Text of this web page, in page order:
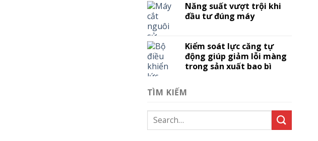
Năng suất vượt trội khi
đầu tư đúng máy
Kiểm soát lực căng tự
động giúp giảm lỗi màng
trong sản xuất bao bì
TÌM KIẾM